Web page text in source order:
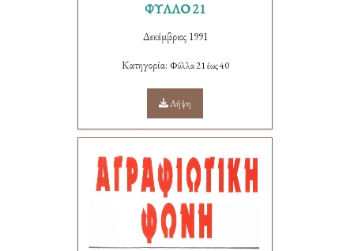
ΦΥΛΛΟ 21
Δεκέμβριος 1991
Κατηγορία: Φύλλα 21 έως 40
Λήψη